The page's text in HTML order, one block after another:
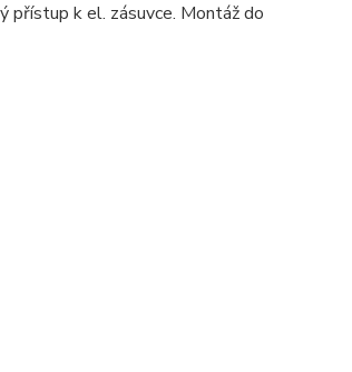
přístup k el. zásuvce. Montáž do